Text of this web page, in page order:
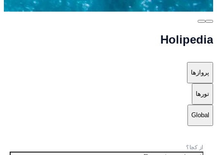
Holipedia
پروازها
تورها
Global
از کجا؟